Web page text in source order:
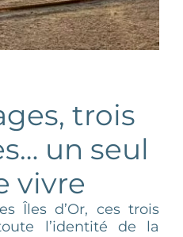
trois
un seul
vivre
Îles d’Or, ces trois
l’identité de la